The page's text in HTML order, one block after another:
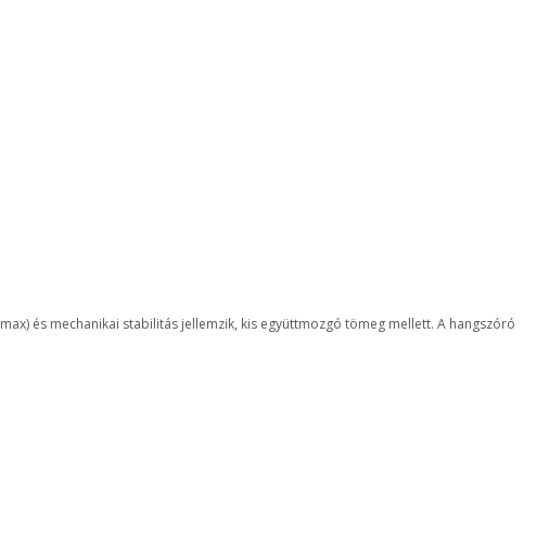
és mechanikai stabilitás jellemzik, kis együttmozgó tömeg mellett. A hangszóró